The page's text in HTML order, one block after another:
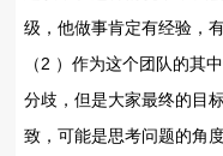
级，他做事肯定有经验，
（2 ）作为这个团队的其
分歧，但是大家最终的目
致，可能是思考问题的角